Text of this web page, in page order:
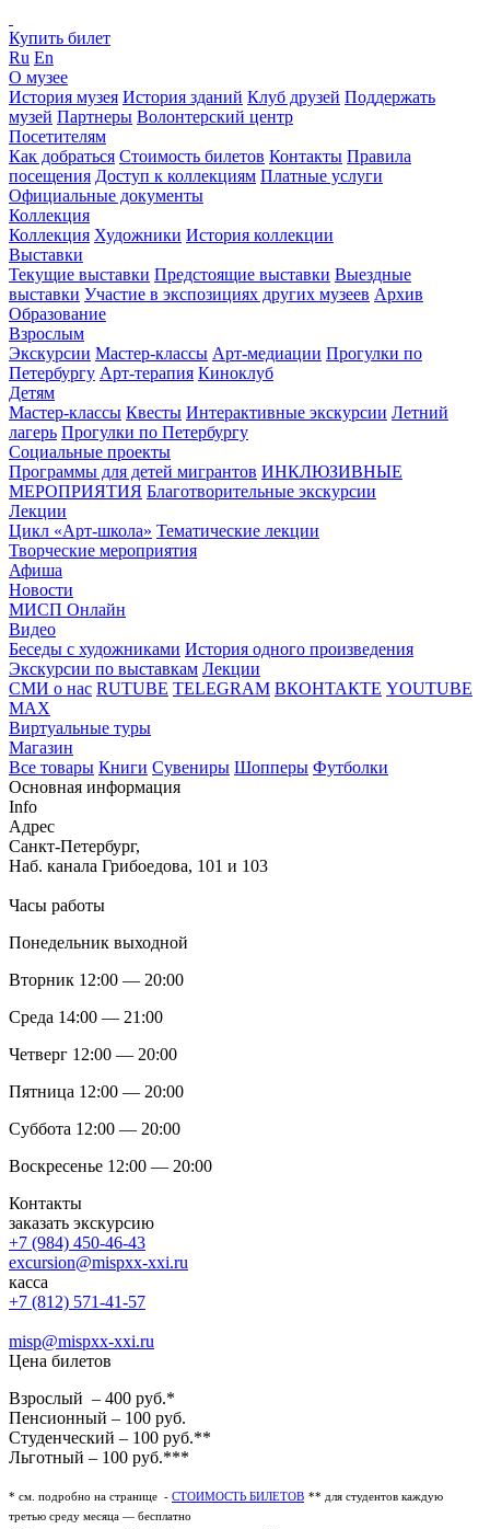
Купить билет
Ru En
О музее
История музея История зданий Клуб друзей Поддержать
музей Партнеры Волонтерский центр
Посетителям
Как добраться Стоимость билетов Контакты Правила
посещения Доступ к коллекциям Платные услуги
Официальные документы
Коллекция
Коллекция Художники История коллекции
Выставки
Текущие выставки Предстоящие выставки Выездные
выставки Участие в экспозициях других музеев Архив
Образование
Взрослым
Экскурсии Мастер-классы Арт-медиации Прогулки по
Петербургу Арт-терапия Киноклуб
Детям
Мастер-классы Квесты Интерактивные экскурсии Летний
лагерь Прогулки по Петербургу
Социальные проекты
Программы для детей мигрантов ИНКЛЮЗИВНЫЕ
МЕРОПРИЯТИЯ Благотворительные экскурсии
Лекции
Цикл «Арт-школа» Тематические лекции
Творческие мероприятия
Афиша
Новости
МИСП Онлайн
Видео
Беседы с художниками История одного произведения
Экскурсии по выставкам Лекции
СМИ о нас RUTUBE TELEGRAM ВКОНТАКТЕ YOUTUBE
MAX
Виртуальные туры
Магазин
Все товары Книги Сувениры Шопперы Футболки
Основная информация
Info
Адрес
Санкт-Петербург,
Наб. канала Грибоедова, 101 и 103
Часы работы
Понедельник выходной
Вторник 12:00 — 20:00
Среда 14:00 — 21:00
Четверг 12:00 — 20:00
Пятница 12:00 — 20:00
Суббота 12:00 — 20:00
Воскресенье 12:00 — 20:00
Контакты
заказать экскурсию
+7 (984) 450-46-43
excursion@mispxx-xxi.ru
касса
+7 (812) 571-41-57
misp@mispxx-xxi.ru
Цена билетов
Взрослый – 400 руб.*
Пенсионный – 100 руб.
Студенческий – 100 руб.**
Льготный – 100 руб.***
* см. подробно на странице - СТОИМОСТЬ БИЛЕТОВ ** для студентов каждую
третью среду месяца — бесплатно